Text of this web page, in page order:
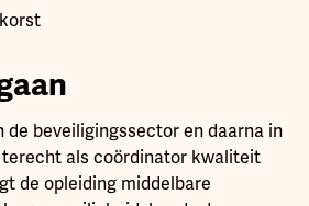
de beveiligingssector en daarna in
als coördinator kwaliteit
de opleiding middelbare